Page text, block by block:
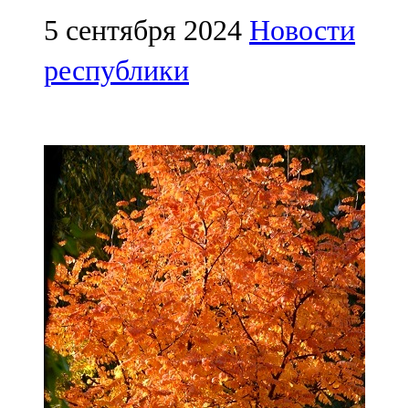
Лениногорский
102,1 FM
Мамадыш
106,2 FM
Минзәлә
107,3 FM
Мөслим
100,0 FM
Нурлат
104,7 FM
5 сентября 2024 Новости
республики